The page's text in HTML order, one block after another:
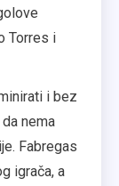
Torres i
i bez
nema
Fabregas
igrača, a